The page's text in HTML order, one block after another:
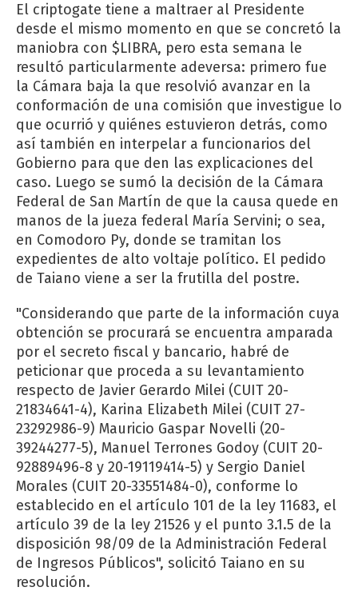
El criptogate tiene a maltraer al Presidente
desde el mismo momento en que se concretó la
maniobra con $LIBRA, pero esta semana le
resultó particularmente adeversa: primero fue
la Cámara baja la que resolvió avanzar en la
conformación de una comisión que investigue lo
que ocurrió y quiénes estuvieron detrás, como
así también en interpelar a funcionarios del
Gobierno para que den las explicaciones del
caso. Luego se sumó la decisión de la Cámara
Federal de San Martín de que la causa quede en
manos de la jueza federal María Servini; o sea,
en Comodoro Py, donde se tramitan los
expedientes de alto voltaje político. El pedido
de Taiano viene a ser la frutilla del postre.
"Considerando que parte de la información cuya
obtención se procurará se encuentra amparada
por el secreto fiscal y bancario, habré de
peticionar que proceda a su levantamiento
respecto de Javier Gerardo Milei (CUIT 20-
21834641-4), Karina Elizabeth Milei (CUIT 27-
23292986-9) Mauricio Gaspar Novelli (20-
39244277-5), Manuel Terrones Godoy (CUIT 20-
92889496-8 у 20-19119414-5) y Sergio Daniel
Morales (CUIT 20-33551484-0), conforme lo
establecido en el artículo 101 de la ley 11683, el
artículo 39 de la ley 21526 y el punto 3.1.5 de la
disposición 98/09 de la Administración Federal
de Ingresos Públicos", solicitó Taiano en su
resolución.